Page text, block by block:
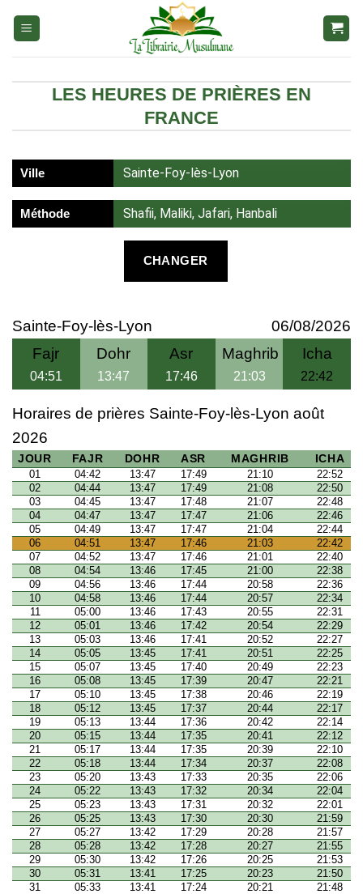
LES HEURES DE PRIÈRES EN
FRANCE
Ville Sainte-Foy-lès-Lyon
Méthode Shafii, Maliki, Jafari, Hanbali
CHANGER
Sainte-Foy-lès-Lyon
06/08/2026
Fajr
04:51
Dohr
13:47
Asr
17:46
Maghrib
21:03
Icha
22:42
Horaires de prières Sainte-Foy-lès-Lyon août
2026
JOUR FAJR DOHR ASR MAGHRIB ICHA
01 04:42 13:47 17:49 21:10
22:52
02
04:44 13:47 17:49 21:08
22:50
03
04:45 13:47 17:48 21:07
22:48
04
04:47 13:47 17:47 21:06
22:46
05
04:49 13:47 17:47 21:04
22:44
06
04:51 13:47 17:46 21:03
22:42
07
04:52 13:47 17:46 21:01
22:40
08
04:54 13:46 17:45 21:00
22:38
09
04:56 13:46 17:44 20:58
22:36
10
04:58 13:46 17:44 20:57
22:34
11
05:00 13:46 17:43 20:55
22:31
12
05:01 13:46 17:42 20:54
22:29
13
05:03 13:46 17:41 20:52
22:27
14
05:05 13:45 17:41 20:51
22:25
15
05:07 13:45 17:40 20:49
22:23
16
05:08 13:45 17:39 20:47
22:21
17
05:10 13:45 17:38 20:46
22:19
18
05:12 13:45 17:37 20:44
22:17
19
05:13 13:44 17:36 20:42
22:14
20
05:15 13:44 17:35 20:41
22:12
21
05:17 13:44 17:35 20:39
22:10
22
05:18 13:44 17:34 20:37
22:08
23
05:20 13:43 17:33 20:35
22:06
24
05:22 13:43 17:32 20:34
22:04
25
05:23 13:43 17:31 20:32
22:01
26
05:25 13:43 17:30 20:30
21:59
27
05:27 13:42 17:29 20:28
21:57
28
05:28 13:42 17:28 20:27
21:55
29
05:30 13:42 17:26 20:25
21:53
30
05:31 13:41 17:25 20:23
21:50
31
05:33 13:41 17:24 20:21 21:48